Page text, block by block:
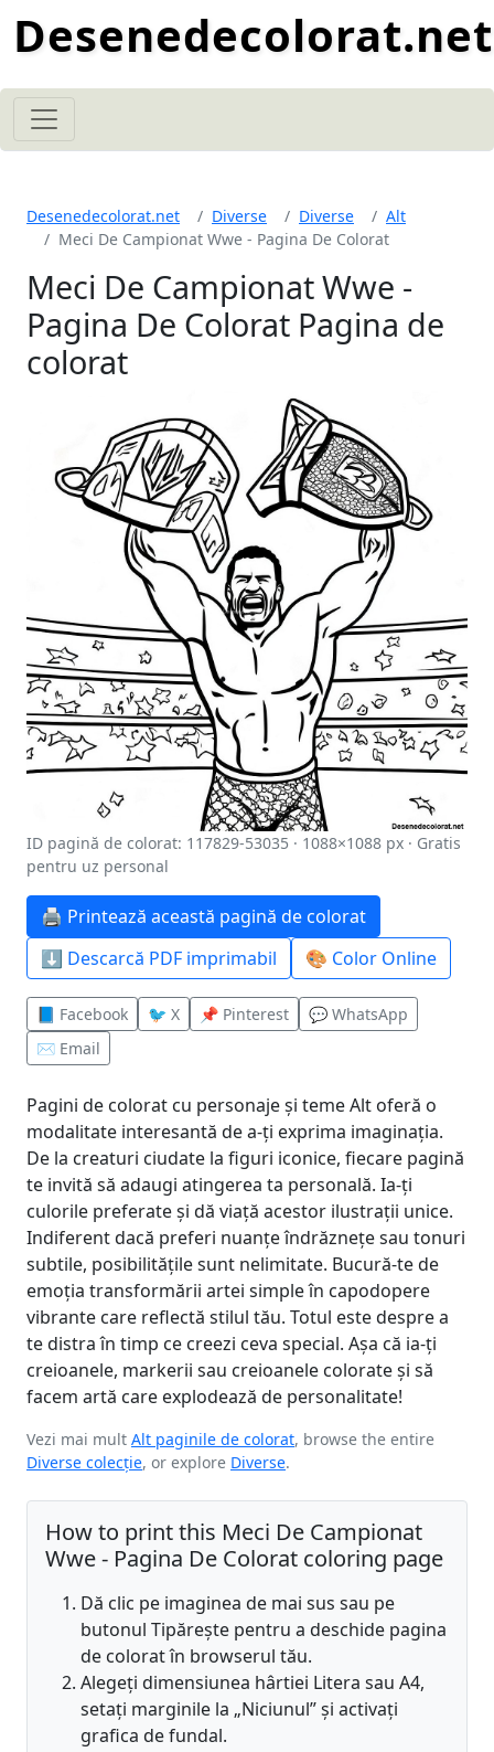
Desenedecolorat.net
Desenedecolorat.net Diverse Diverse
Alt
Meci De Campionat Wwe - Pagina De Colorat
Meci De Campionat Wwe -
Pagina De Colorat Pagina de
colorat
ID pagină de colorat: 117829-53035 · 1088×1088 px · Gratis
pentru uz personal
🖨️ Printează această pagină de colorat
⬇️ Descarcă PDF imprimabil
🎨 Color Online
📘 Facebook 🐦 X 📌 Pinterest
💬 WhatsApp
✉️ Email
Pagini de colorat cu personaje și teme Alt oferă o
modalitate interesantă de a-ți exprima imaginația.
De la creaturi ciudate la figuri iconice, fiecare pagină
te invită să adaugi atingerea ta personală. Ia-ți
culorile preferate și dă viață acestor ilustrații unice.
Indiferent dacă preferi nuanțe îndrăznețe sau tonuri
subtile, posibilitățile sunt nelimitate. Bucură-te de
emoția transformării artei simple în capodopere
vibrante care reflectă stilul tău. Totul este despre a
te distra în timp ce creezi ceva special. Așa că ia-ți
creioanele, markerii sau creioanele colorate și să
facem artă care explodează de personalitate!
Vezi mai mult Alt paginile de colorat, browse the entire
Diverse colecție, or explore Diverse.
How to print this Meci De Campionat
Wwe - Pagina De Colorat coloring page
Dă clic pe imaginea de mai sus sau pe
butonul Tipărește pentru a deschide pagina
de colorat în browserul tău.
Alegeți dimensiunea hârtiei Litera sau A4,
setați marginile la „Niciunul” și activați
grafica de fundal.